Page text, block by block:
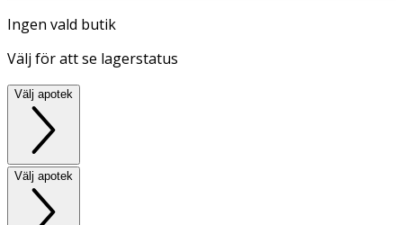
Ingen vald butik
Välj för att se lagerstatus
Välj apotek
Välj apotek